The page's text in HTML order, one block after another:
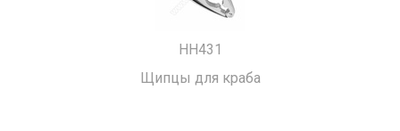
HH431
Щипцы для краба